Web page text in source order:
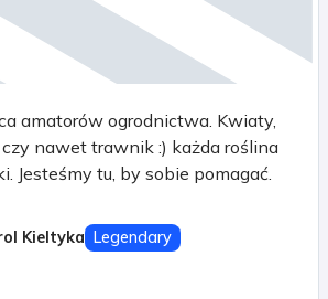
amatorów ogrodnictwa. Kwiaty,
nawet trawnik :) każda roślina
Jesteśmy tu, by sobie pomagać.
Kieltyka Legendary